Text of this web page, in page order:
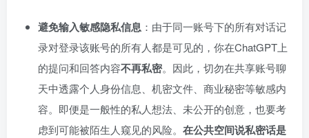
避免输入敏感隐私信息 ：由于同一账号下的所有对话记
录对登录该账号的所有人都是可见的，你在ChatGPT上
的提问和回答内容不再私密。因此，切勿在共享账号聊
天中透露个人身份信息、机密文件、商业秘密等敏感内
容。即便是一般性的私人想法、未公开的创意，也要考
虑到可能被陌生人窥见的风险。 在公共空间说私密话是